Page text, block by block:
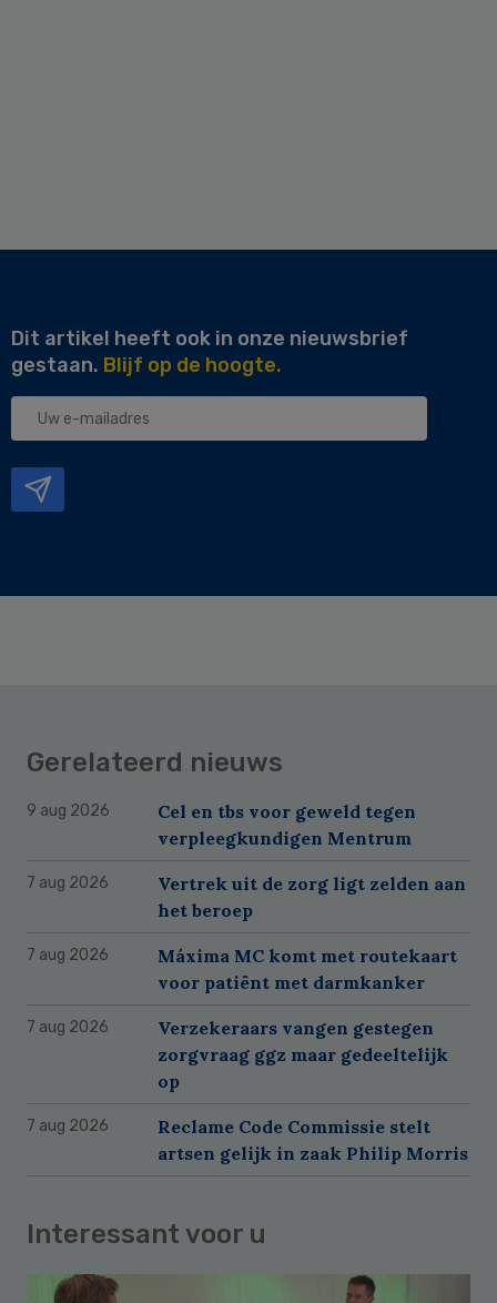
Dit artikel heeft ook in onze nieuwsbrief
gestaan. Blijf op de hoogte.
Uw
Gerelateerd nieuws
9 aug 2026
Cel en tbs voor geweld tegen
verpleegkundigen Mentrum
7 aug 2026
Vertrek uit de zorg ligt zelden aan
het beroep
7 aug 2026
Máxima MC komt met routekaart
voor patiënt met darmkanker
7 aug 2026
Verzekeraars vangen gestegen
zorgvraag ggz maar gedeeltelijk
op
7 aug 2026
Reclame Code Commissie stelt
artsen gelijk in zaak Philip Morris
Interessant voor u